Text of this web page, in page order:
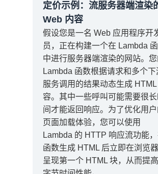
总费用 = 18 USD + 0.40 USD +
0.73 USD + 0.83 USD = 19.96
USD
请求费用
744 万 * 0.20
百万次 = 1.49 USD
定价示例：流服务器端渲染
Web 内容
假设您是一名 Web 应用程序开
员，正在构建一个在 Lambda
中进行服务器端渲染的网站。您
Lambda 函数根据请求和多个下
服务调用的结果动态生成 HTML
容。其中一些呼叫可能需要很
间才能返回响应。为了优化用户
页面加载体验，您可以使用
Lambda 的 HTTP 响应流功能
函数生成 HTML 后立即在浏览
呈现第一个 HTML 块，从而提